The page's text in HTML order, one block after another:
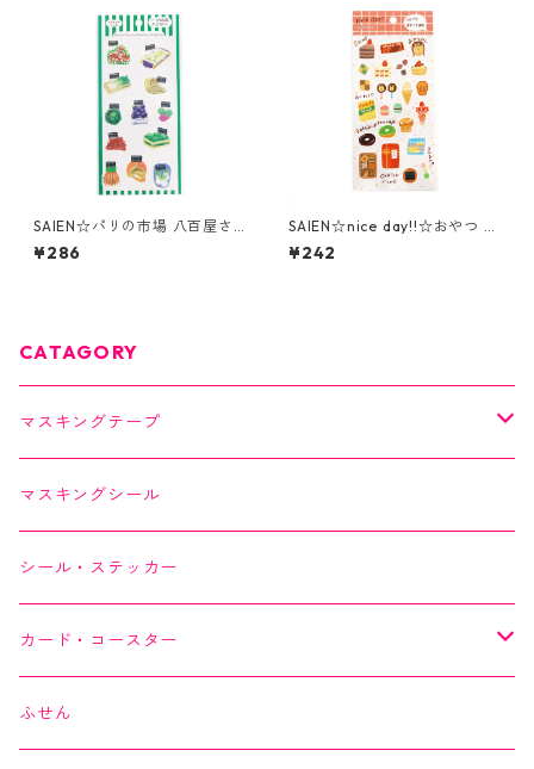
SAIEN☆パリの市場 八百屋さ
ん☆マスキングシール☆(J28
8)
¥286
SAIEN☆nice day!!☆おやつ Ti
me☆Tomatomayu☆マスキン
グシール☆(J272)
¥242
CATAGORY
マスキングテープ
SAIEN
オリジナルシリーズ
作家シリーズ
YUNOKI
Kimono美
美MONDE
マスキングシール
シール・ステッカー
カード・コースター
スイーツカード
ふせん